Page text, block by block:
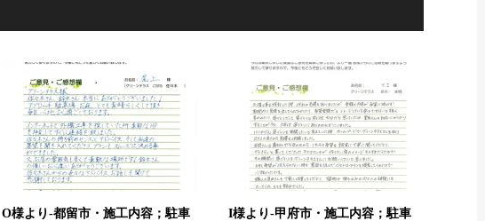
O様より-都留市・施工内容；駐車
I様より-甲府市・施工内容；駐車